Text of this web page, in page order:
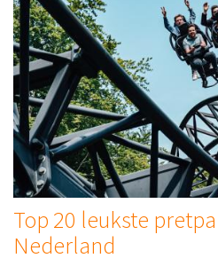
Top 20 leukste
Nederland